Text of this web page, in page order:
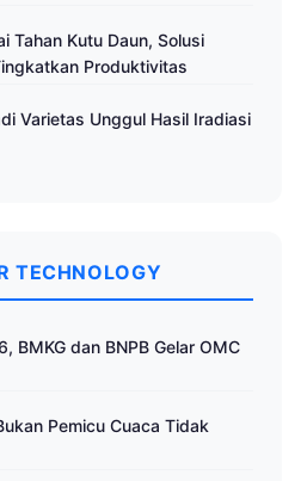
Tahan Kutu Daun, Solusi
Produktivitas
Varietas Unggul Hasil Iradiasi
TECHNOLOGY
BMKG dan BNPB Gelar OMC
Pemicu Cuaca Tidak